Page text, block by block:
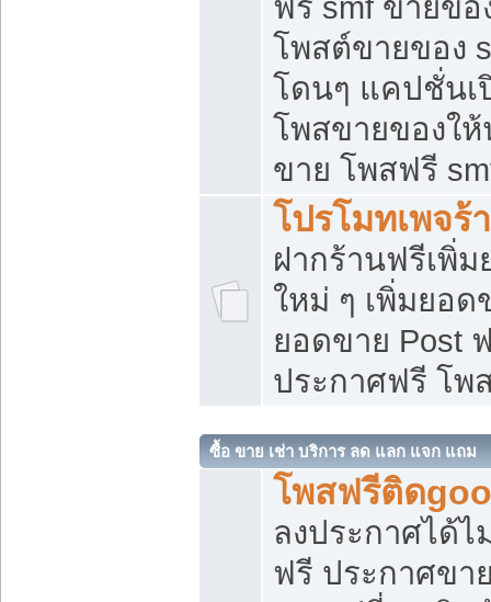
ฟรี smf ขายขอ
โพสต์ขายของ
โดนๆ แคปชั่นเ
โพสขายของใ
ขาย โพสฟรี
โปรโมทเพจร้
ฝากร้านฟรีเพิ่
ใหม่ ๆ เพิ่มยอด
ยอดขาย Post
ประกาศฟรี โพ
ซื้อ ขาย เช่า บริการ ลด แลก แจก แถม
โพสฟรีติด
ลงประกาศได้
ฟรี ประกาศข